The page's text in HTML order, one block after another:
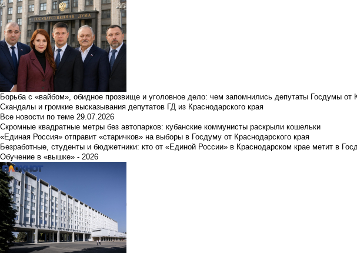
Борьба с «вайбом», обидное прозвище и уголовное дело: чем запомнились депутаты Госдумы от
Скандалы и громкие высказывания депутатов ГД из Краснодарского края
Все новости по теме 29.07.2026
Скромные квадратные метры без автопарков: кубанские коммунисты раскрыли кошельки
«Единая Россия» отправит «старичков» на выборы в Госдуму от Краснодарского края
Безработные, студенты и бюджетники: кто от «Единой России» в Краснодарском крае метит в
Обучение в «вышке» - 2026